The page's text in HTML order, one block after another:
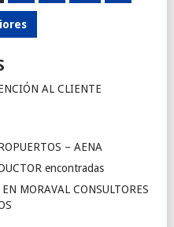
AL CLIENTE
– AENA
encontradas
MORAVAL CONSULTORES